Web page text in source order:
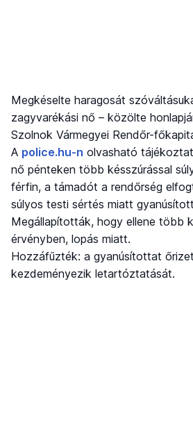
Megkéselte haragosát
zagyvarékási nő – közölte
Szolnok Vármegyei Rendőr-
A police.hu-n olvasható
nő pénteken több késszúrással
férfin, a támadót a rendőrség
súlyos testi sértés miatt
Megállapították, hogy ellene több
érvényben, lopás miatt.
Hozzáfűzték: a gyanúsítottat
kezdeményezik letartóztatását.